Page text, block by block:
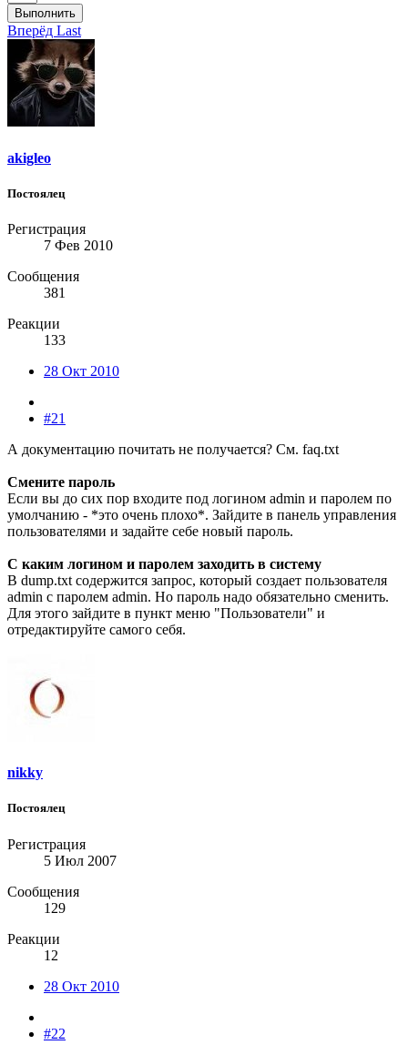
Выполнить
Вперёд Last
akigleo
Постоялец
Регистрация
7 Фев 2010
Сообщения
381
Реакции
133
28 Окт 2010
#21
А документацию почитать не получается? См. faq.txt
Смените пароль
Если вы до сих пор входите под логином admin и паролем по
умолчанию - *это очень плохо*. Зайдите в панель управления
пользователями и задайте себе новый пароль.
С каким логином и паролем заходить в систему
В dump.txt содержится запрос, который создает пользователя
admin с паролем admin. Но пароль надо обязательно сменить.
Для этого зайдите в пункт меню "Пользователи" и
отредактируйте самого себя.
nikky
Постоялец
Регистрация
5 Июл 2007
Сообщения
129
Реакции
12
28 Окт 2010
#22